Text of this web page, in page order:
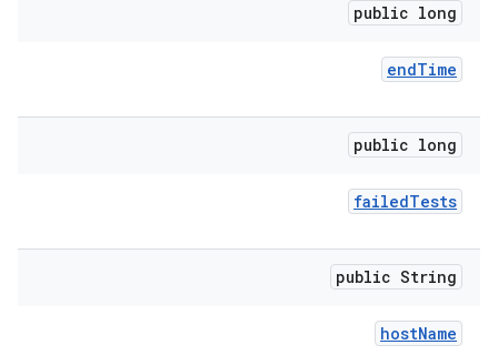
public long
endTime
public long
failedTests
public String
hostName